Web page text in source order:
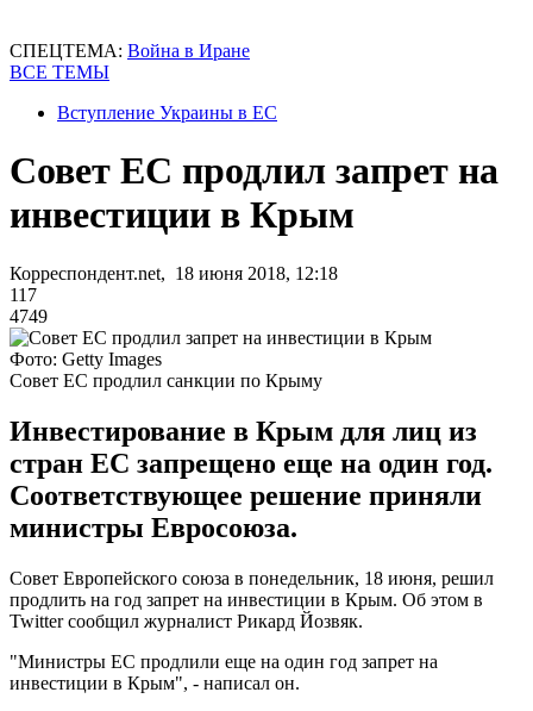
СПЕЦТЕМА: Война в Иране
ВСЕ ТЕМЫ
Вступление Украины в ЕС
Совет ЕС продлил запрет на
инвестиции в Крым
Корреспондент.net, 18 июня 2018, 12:18
117
4749
Фото: Getty Images
Совет ЕС продлил санкции по Крыму
Инвестирование в Крым для лиц из
стран ЕС запрещено еще на один год.
Соответствующее решение приняли
министры Евросоюза.
Совет Европейского союза в понедельник, 18 июня, решил
продлить на год запрет на инвестиции в Крым. Об этом в
Twitter сообщил журналист Рикард Йозвяк.
"Министры ЕС продлили еще на один год запрет на
инвестиции в Крым", - написал он.